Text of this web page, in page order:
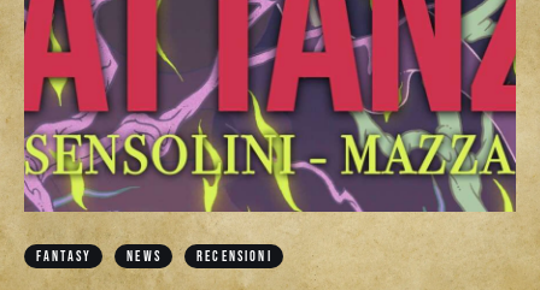
FANTASY NEWS RECENSIONI